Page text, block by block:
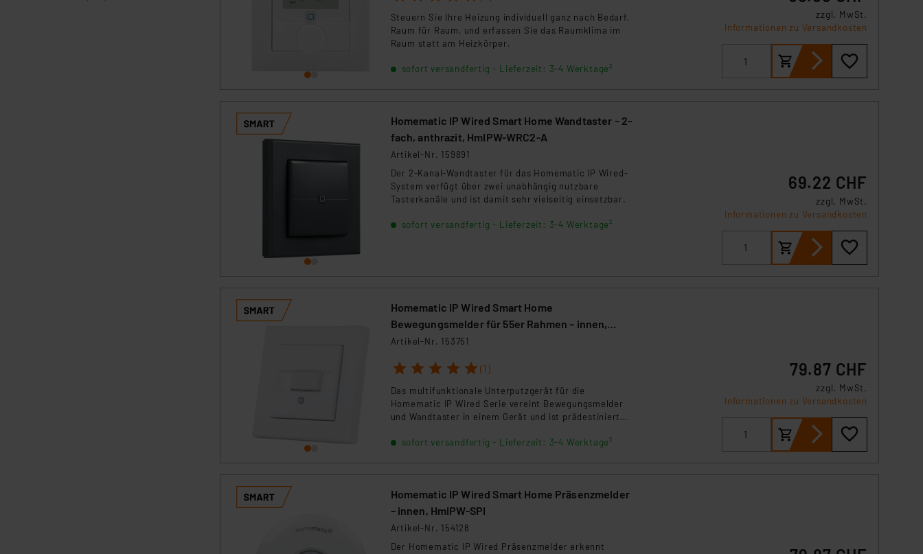
Steuern Sie Ihre Heizung individuell ganz nach Bedarf,
Raum für Raum, und erfassen Sie das Raumklima im
Raum statt am Heizkörper.
sofort versandfertig - Lieferzeit: 3-4 Werktage²
zzgl. MwSt.
Informationen zu Versandkosten
Homematic IP Wired Smart Home Wandtaster – 2-
fach, anthrazit, HmIPW-WRC2-A
Artikel-Nr. 159891
Der 2-Kanal-Wandtaster für das Homematic IP Wired-
System verfügt über zwei unabhängig nutzbare
Tasterkanäle und ist damit sehr vielseitig einsetzbar.
sofort versandfertig - Lieferzeit: 3-4 Werktage²
69.22 CHF
zzgl. MwSt.
Informationen zu Versandkosten
Homematic IP Wired Smart Home
Bewegungsmelder für 55er Rahmen – innen,
HmIPW-SMI55
Artikel-Nr. 153751
1 2 3 4 5 (1)
Das multifunktionale Unterputzgerät für die
Homematic IP Wired Serie vereint Bewegungsmelder
und Wandtaster in einem Gerät und ist prädestiniert
sofort versandfertig - Lieferzeit: 3-4 Werktage²
79.87 CHF
zzgl. MwSt.
Informationen zu Versandkosten
Homematic IP Wired Smart Home Präsenzmelder
– innen, HmIPW-SPI
Artikel-Nr. 154128
Der Homematic IP Wired Präsenzmelder erkennt